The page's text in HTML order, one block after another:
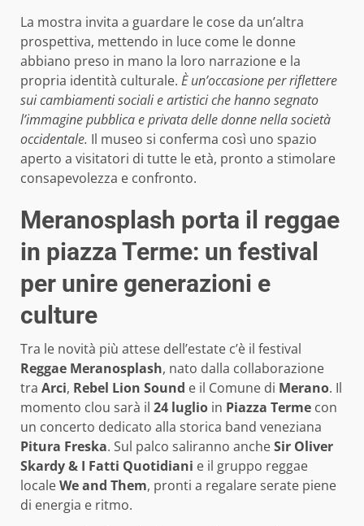
La mostra invita a guardare le cose da un’altra
prospettiva, mettendo in luce come le donne
abbiano preso in mano la loro narrazione e la
propria identità culturale. È un’occasione per riflettere
sui cambiamenti sociali e artistici che hanno segnato
l’immagine pubblica e privata delle donne nella società
occidentale. Il museo si conferma così uno spazio
aperto a visitatori di tutte le età, pronto a stimolare
consapevolezza e confronto.
Meranosplash porta il reggae
in piazza Terme: un festival
per unire generazioni e
culture
Tra le novità più attese dell’estate c’è il festival
Reggae Meranosplash, nato dalla collaborazione
tra Arci, Rebel Lion Sound e il Comune di Merano. Il
momento clou sarà il 24 luglio in Piazza Terme con
un concerto dedicato alla storica band veneziana
Pitura Freska. Sul palco saliranno ancheSir Oliver
Skardy & I Fatti Quotidiani e il gruppo reggae
localeWe and Them, pronti a regalare serate piene
di energia e ritmo.